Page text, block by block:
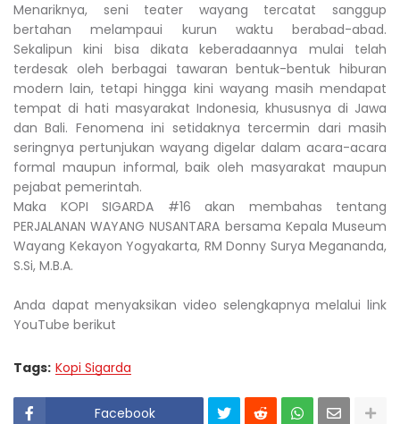
Menariknya, seni teater wayang tercatat sanggup
bertahan melampaui kurun waktu berabad-abad.
Sekalipun kini bisa dikata keberadaannya mulai telah
terdesak oleh berbagai tawaran bentuk-bentuk hiburan
modern lain, tetapi hingga kini wayang masih mendapat
tempat di hati masyarakat Indonesia, khususnya di Jawa
dan Bali. Fenomena ini setidaknya tercermin dari masih
seringnya pertunjukan wayang digelar dalam acara-acara
formal maupun informal, baik oleh masyarakat maupun
pejabat pemerintah.
Maka KOPI SIGARDA #16 akan membahas tentang
PERJALANAN WAYANG NUSANTARA bersama Kepala Museum
Wayang Kekayon Yogyakarta, RM Donny Surya Megananda,
S.Si, M.B.A.
Anda dapat menyaksikan video selengkapnya melalui link
YouTube berikut
Tags: Kopi Sigarda
Facebook